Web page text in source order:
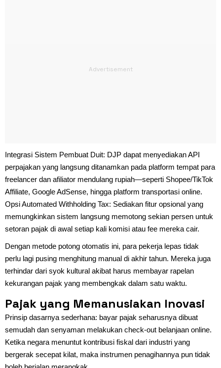
Integrasi Sistem Pembuat Duit: DJP dapat menyediakan API
perpajakan yang langsung ditanamkan pada platform tempat para
freelancer dan afiliator mendulang rupiah—seperti Shopee/TikTok
Affiliate, Google AdSense, hingga platform transportasi online.
Opsi Automated Withholding Tax: Sediakan fitur opsional yang
memungkinkan sistem langsung memotong sekian persen untuk
setoran pajak di awal setiap kali komisi atau fee mereka cair.
Dengan metode potong otomatis ini, para pekerja lepas tidak
perlu lagi pusing menghitung manual di akhir tahun. Mereka juga
terhindar dari syok kultural akibat harus membayar rapelan
kekurangan pajak yang membengkak dalam satu waktu.
Pajak yang Memanusiakan Inovasi
Prinsip dasarnya sederhana: bayar pajak seharusnya dibuat
semudah dan senyaman melakukan check-out belanjaan online.
Ketika negara menuntut kontribusi fiskal dari industri yang
bergerak secepat kilat, maka instrumen penagihannya pun tidak